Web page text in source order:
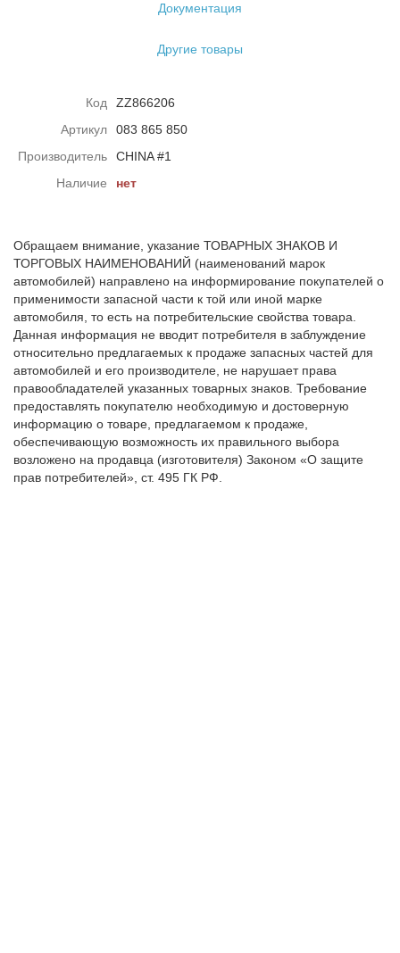
Документация
Другие товары
Код
ZZ866206
Артикул
083 865 850
Производитель
CHINA #1
Наличие
нет
Обращаем внимание, указание ТОВАРНЫХ ЗНАКОВ И
ТОРГОВЫХ НАИМЕНОВАНИЙ (наименований марок
автомобилей) направлено на информирование покупателей о
применимости запасной части к той или иной марке
автомобиля, то есть на потребительские свойства товара.
Данная информация не вводит потребителя в заблуждение
относительно предлагаемых к продаже запасных частей для
автомобилей и его производителе, не нарушает права
правообладателей указанных товарных знаков. Требование
предоставлять покупателю необходимую и достоверную
информацию о товаре, предлагаемом к продаже,
обеспечивающую возможность их правильного выбора
возложено на продавца (изготовителя) Законом «О защите
прав потребителей», ст. 495 ГК РФ.